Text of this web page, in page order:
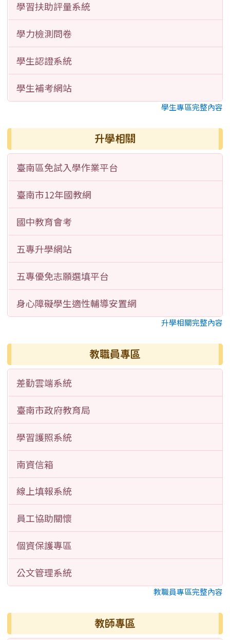
學習扶助評量系統
學力檢測問卷
學生認證系統
學生補考網站
學生專區完整內容
升學相關
臺南區免試入學作業平台
臺南市12年國教網
國中教育會考
五專升學網站
五專優免志願選填平台
身心障礙學生適性輔導安置網
升學相關完整內容
教職員專區
差勤雲端系統
臺南市政府教育局
學習護照系統
南資信箱
線上填報系統
員工協助關懷
個資保護專區
公文管理系統
教職員專區完整內容
教師專區